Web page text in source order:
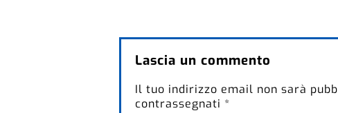
Lascia un commento
Il tuo indirizzo email non sarà
contrassegnati *